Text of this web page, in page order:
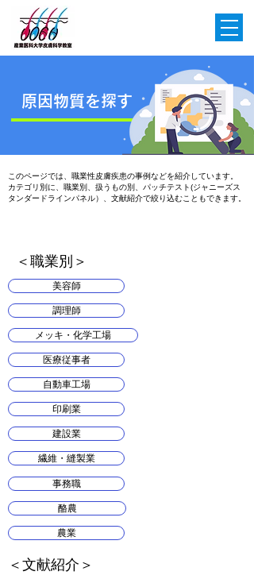
原因物質を探す
このページでは、職業性皮膚疾患の事例などを紹介しています。
カテゴリ別に、職業別、扱うもの別、パッチテスト(ジャニーズス
タンダードラインパネル）、文献紹介で絞り込むこともできます。
​＜職業別＞
美容師
調理師
メッキ・化学工場
医療従事者
自動車工場
印刷業
建設業
繊維・縫製業
事務職
酪農
農業
​＜文献紹介＞